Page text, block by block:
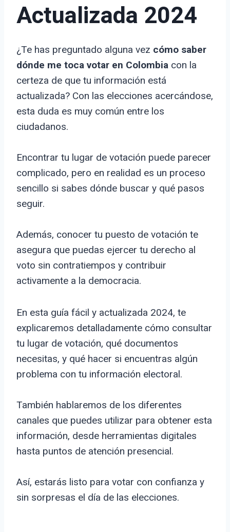
Actualizada 2024
¿Te has preguntado alguna vez cómo saber
dónde me toca votar en Colombia con la
certeza de que tu información está
actualizada? Con las elecciones acercándose,
esta duda es muy común entre los
ciudadanos.
Encontrar tu lugar de votación puede parecer
complicado, pero en realidad es un proceso
sencillo si sabes dónde buscar y qué pasos
seguir.
Además, conocer tu puesto de votación te
asegura que puedas ejercer tu derecho al
voto sin contratiempos y contribuir
activamente a la democracia.
En esta guía fácil y actualizada 2024, te
explicaremos detalladamente cómo consultar
tu lugar de votación, qué documentos
necesitas, y qué hacer si encuentras algún
problema con tu información electoral.
También hablaremos de los diferentes
canales que puedes utilizar para obtener esta
información, desde herramientas digitales
hasta puntos de atención presencial.
Así, estarás listo para votar con confianza y
sin sorpresas el día de las elecciones.